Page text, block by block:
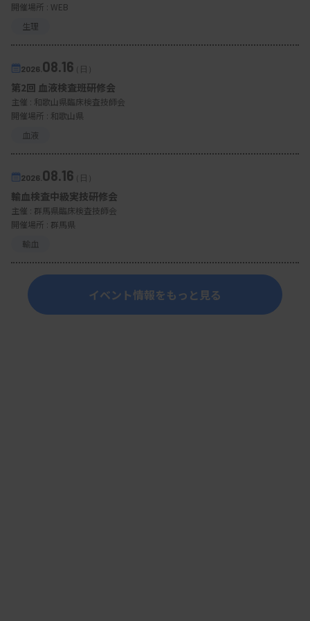
開催場所 : WEB
生理
2026. 08.16（日）
第2回 血液検査班研修会
主催 : 和歌山県臨床検査技師会
開催場所 : 和歌山県
血液
2026. 08.16（日）
輸血検査中級実技研修会
主催 : 群馬県臨床検査技師会
開催場所 : 群馬県
輸血
イベント情報をもっと見る